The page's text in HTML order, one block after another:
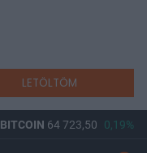
LETÖLTÖM
BITCOIN64 723,50 0,19%